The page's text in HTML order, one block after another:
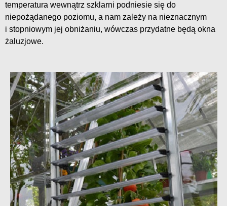
temperatura wewnątrz szklarni podniesie się do
niepożądanego poziomu, a nam zależy na nieznacznym
i stopniowym jej obniżaniu, wówczas przydatne będą okna
żaluzjowe.